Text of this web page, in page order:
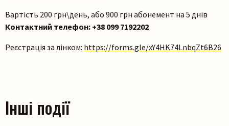
Вартість 200 грн\день, або 900 грн абонемент на 5 днів
Контактний телефон: +38 099 7192202
Реєстрація за лінком: https://forms.gle/xY4HK74LnbqZt6B26
Інші події